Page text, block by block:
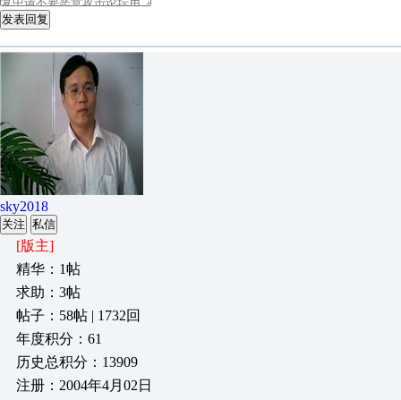
发表回复
sky2018
关注 私信
[版主]
精华：1帖
求助：3帖
帖子：58帖 | 1732回
年度积分：61
历史总积分：13909
注册：2004年4月02日